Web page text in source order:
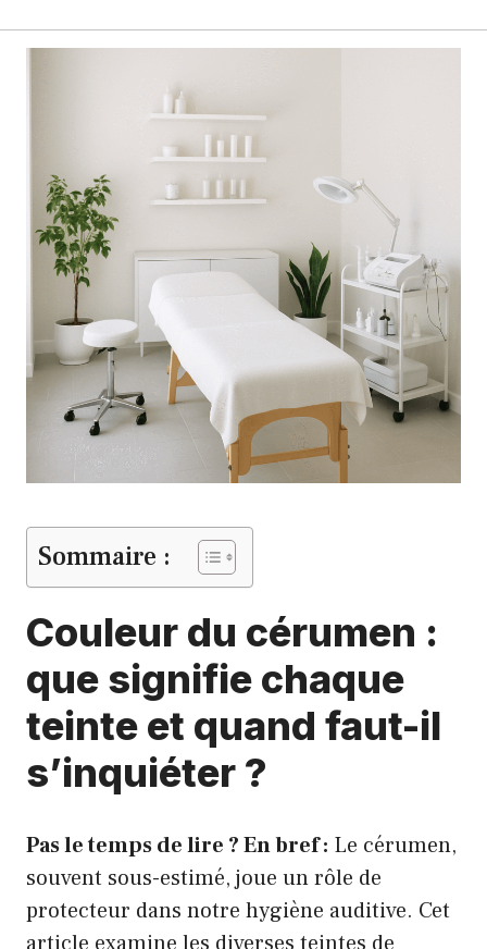
Sommaire :
Couleur du cérumen :
que signifie chaque
teinte et quand faut-il
s’inquiéter ?
Pas le temps de lire ? En bref : Le cérumen,
souvent sous-estimé, joue un rôle de
protecteur dans notre hygiène auditive. Cet